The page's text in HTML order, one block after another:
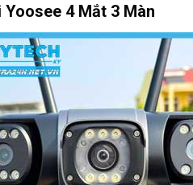
Yoosee 4 Mắt 3 Màn